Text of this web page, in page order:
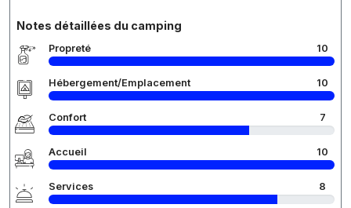
Notes détaillées du camping
Propreté 10
Hébergement/Emplacement 10
Confort 7
Accueil 10
Services 8